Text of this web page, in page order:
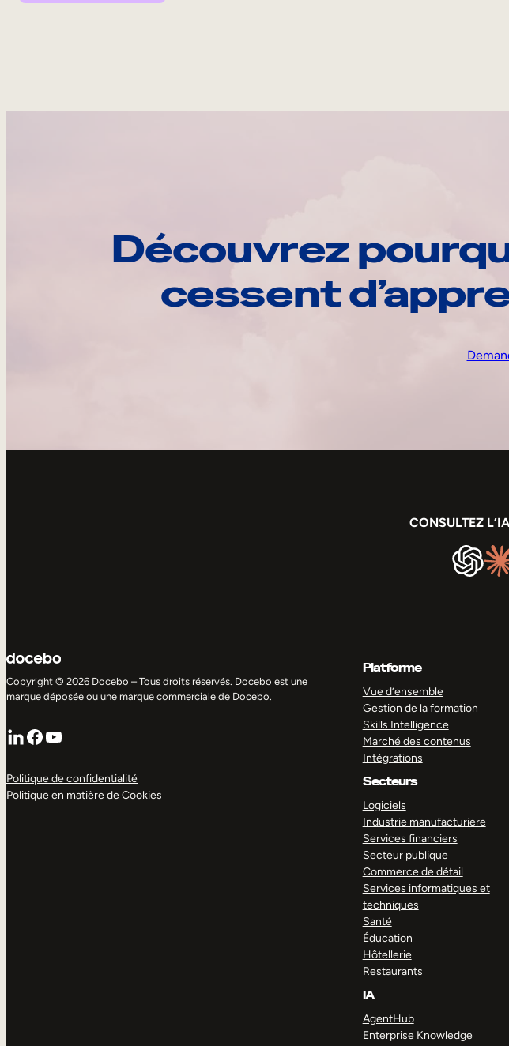
Découvrez
cessent
CONSULTEZ
Copyright © 2026 Docebo – Tous droits réservés. Docebo est une
marque déposée ou une marque commerciale de Docebo.
LinkedIn
Facebook
YouTube
Politique de confidentialité
Politique en matière de Cookies
Platforme
Vue d’ensemble
Gestion de la formation
Skills Intelligence
Marché des contenus
Intégrations
Secteurs
Logiciels
Industrie manufacturiere
Services financiers
Secteur publique
Commerce de détail
Services informatiques et
techniques
Santé
Éducation
Hôtellerie
Restaurants
IA
AgentHub
Enterprise Knowledge